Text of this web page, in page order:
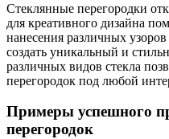
Стеклянные перегородки
для креативного дизайна
нанесения различных
создать уникальный и
различных видов стекла
перегородок под любой
Примеры успешного
перегородок